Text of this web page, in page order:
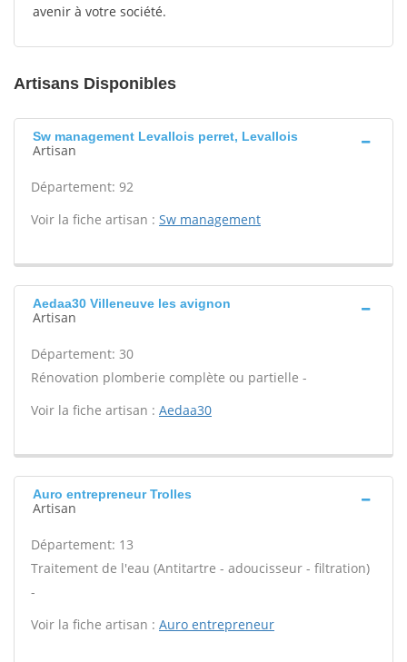
avenir à votre société.
Artisans Disponibles
Sw management Levallois perret, Levallois
Artisan
Département: 92
Voir la fiche artisan : Sw management
Aedaa30 Villeneuve les avignon
Artisan
Département: 30
Rénovation plomberie complète ou partielle -
Voir la fiche artisan : Aedaa30
Auro entrepreneur Trolles
Artisan
Département: 13
Traitement de l'eau (Antitartre - adoucisseur - filtration)
-
Voir la fiche artisan : Auro entrepreneur